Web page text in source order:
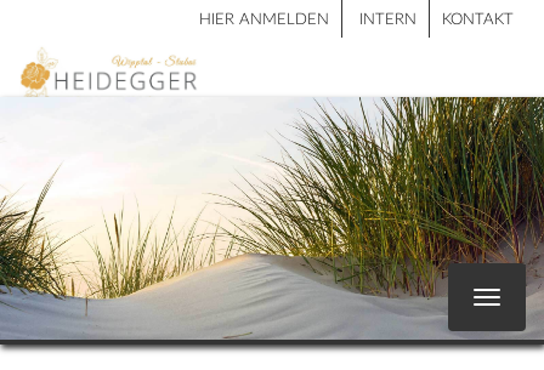
HIER ANMELDEN INTERN KONTAKT
Toggle